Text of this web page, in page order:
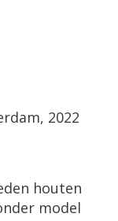
2022
houten
model